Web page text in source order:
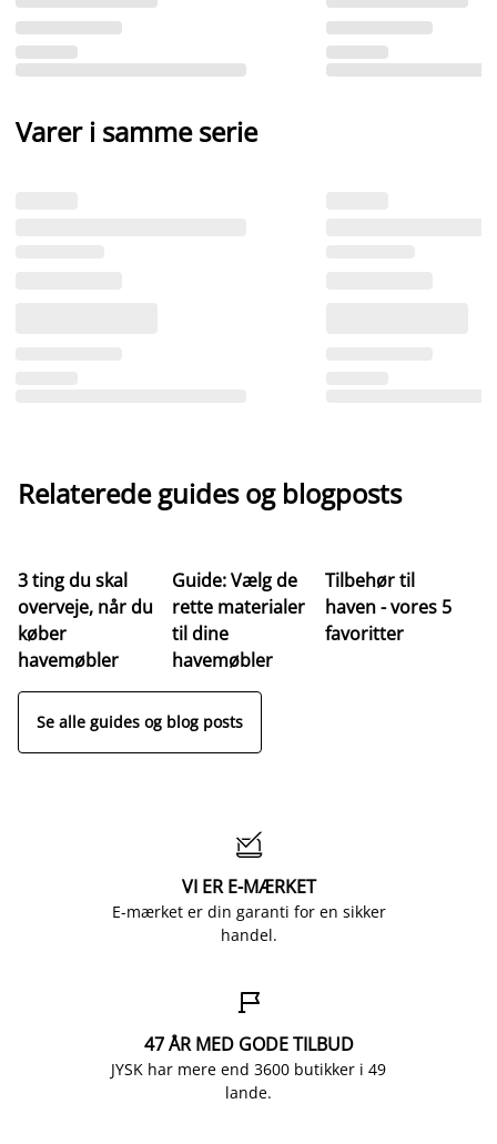
Varer i samme serie
Relaterede guides og blogposts
3 ting du skal
overveje, når du
køber
havemøbler
Guide: Vælg de
rette materialer
til dine
havemøbler
Tilbehør til
haven - vores 5
favoritter
Se alle guides og blog posts

VI ER E-MÆRKET
E-mærket er din garanti for en sikker
handel.

47 ÅR MED GODE TILBUD
JYSK har mere end 3600 butikker i 49
lande.